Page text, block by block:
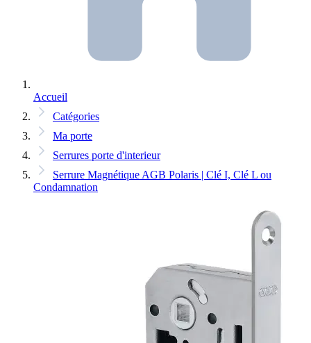
Accueil
Catégories
Ma porte
Serrures porte d'interieur
Serrure Magnétique AGB Polaris | Clé I, Clé L ou
Condamnation